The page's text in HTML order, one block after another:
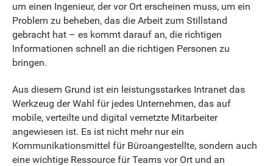
um einen Ingenieur, der vor Ort erscheinen muss, um ein
Problem zu beheben, das die Arbeit zum Stillstand
gebracht hat – es kommt darauf an, die richtigen
Informationen schnell an die richtigen Personen zu
bringen.
Aus diesem Grund ist ein leistungsstarkes Intranet das
Werkzeug der Wahl für jedes Unternehmen, das auf
mobile, verteilte und digital vernetzte Mitarbeiter
angewiesen ist. Es ist nicht mehr nur ein
Kommunikationsmittel für Büroangestellte, sondern auch
eine wichtige Ressource für Teams vor Ort und an